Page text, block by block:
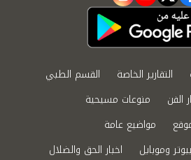
التقارير الخاصة
القسم الطبي
الفن
منوعات مسيحية
مواضيع عامة
وموبايل
اخبار الحق والضلال